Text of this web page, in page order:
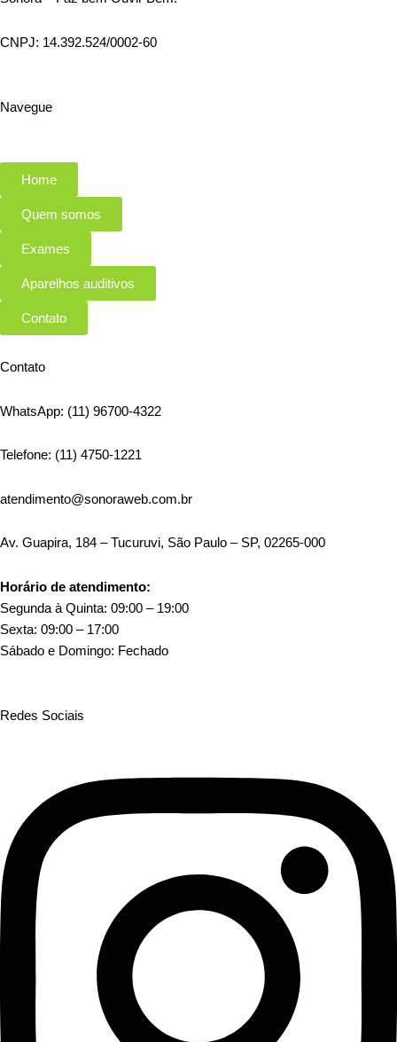
CNPJ: 14.392.524/0002-60
Navegue
Home
Quem somos
Exames
Aparelhos auditivos
Contato
Contato
WhatsApp: (11) 96700-4322
Telefone: (11) 4750-1221
atendimento@sonoraweb.com.br
Av. Guapira, 184 – Tucuruvi, São Paulo – SP, 02265-000
Horário de atendimento:
Segunda à Quinta: 09:00 – 19:00
Sexta: 09:00 – 17:00
Sábado e Domingo: Fechado
Redes Sociais